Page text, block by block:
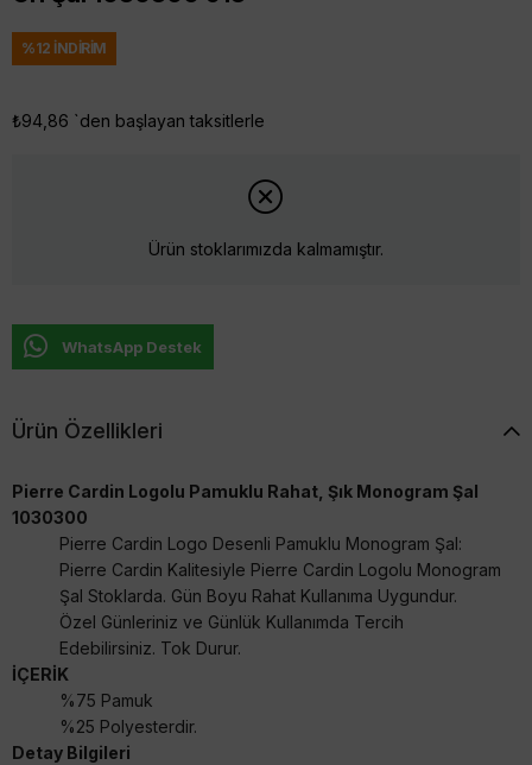
%12 İNDIRIM
₺94,86 `den başlayan taksitlerle
Ürün stoklarımızda kalmamıştır.
WhatsApp Destek
Ürün Özellikleri
Pierre Cardin Logolu Pamuklu Rahat, Şık Monogram Şal
1030300
Pierre Cardin Logo Desenli Pamuklu Monogram Şal:
Pierre Cardin Kalitesiyle Pierre Cardin Logolu Monogram
Şal Stoklarda. Gün Boyu Rahat Kullanıma Uygundur.
Özel Günleriniz ve Günlük Kullanımda Tercih
Edebilirsiniz. Tok Durur.
İÇERİK
%75 Pamuk
%25 Polyesterdir.
Detay Bilgileri